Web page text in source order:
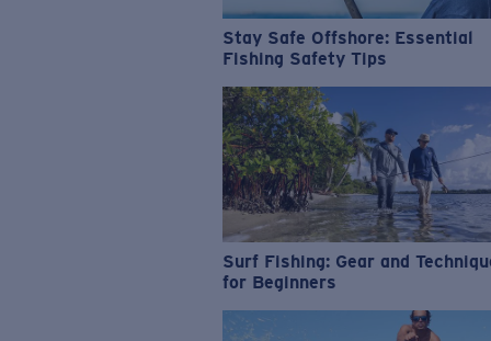
Stay Safe Offshore: Essential
Fishing Safety Tips
Surf Fishing: Gear and
for Beginners